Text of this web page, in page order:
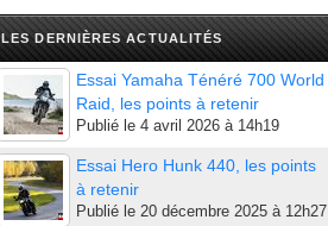
LES DERNIÈRES ACTUALITÉS
Essai Yamaha Ténéré 700 World
Raid, les points à retenir
Publié le 4 avril 2026 à 14h19
Essai Hero Hunk 440, les points
à retenir
Publié le 20 décembre 2025 à 12h27